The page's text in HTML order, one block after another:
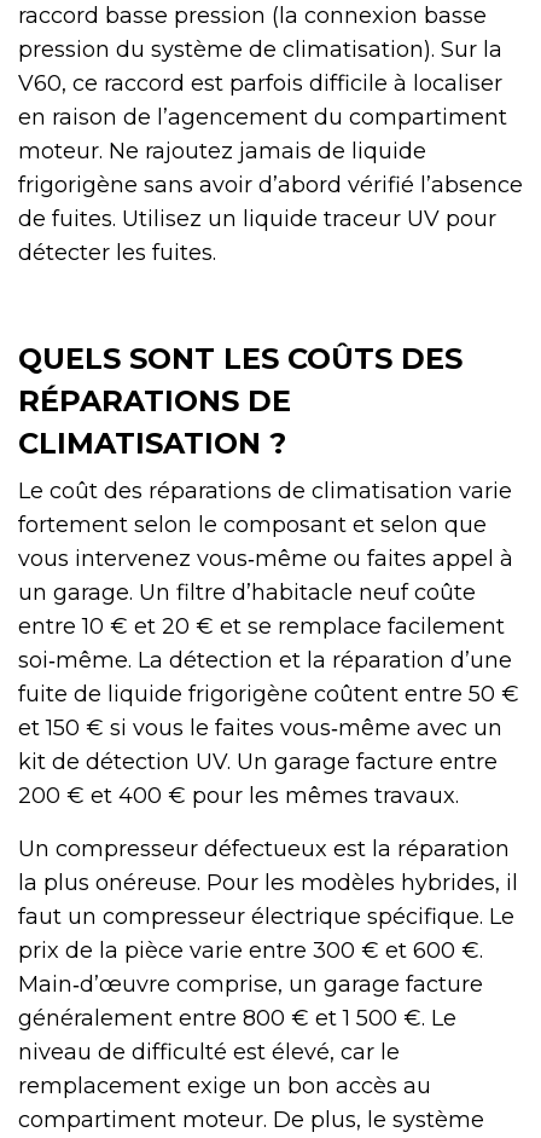
raccord basse pression (la connexion basse
pression du système de climatisation). Sur la
V60, ce raccord est parfois difficile à localiser
en raison de l’agencement du compartiment
moteur. Ne rajoutez jamais de liquide
frigorigène sans avoir d’abord vérifié l’absence
de fuites. Utilisez un liquide traceur UV pour
détecter les fuites.
QUELS SONT LES COÛTS DES
RÉPARATIONS DE
CLIMATISATION ?
Le coût des réparations de climatisation varie
fortement selon le composant et selon que
vous intervenez vous‑même ou faites appel à
un garage. Un filtre d’habitacle neuf coûte
entre 10 € et 20 € et se remplace facilement
soi‑même. La détection et la réparation d’une
fuite de liquide frigorigène coûtent entre 50 €
et 150 € si vous le faites vous‑même avec un
kit de détection UV. Un garage facture entre
200 € et 400 € pour les mêmes travaux.
Un compresseur défectueux est la réparation
la plus onéreuse. Pour les modèles hybrides, il
faut un compresseur électrique spécifique. Le
prix de la pièce varie entre 300 € et 600 €.
Main‑d’œuvre comprise, un garage facture
généralement entre 800 € et 1 500 €. Le
niveau de difficulté est élevé, car le
remplacement exige un bon accès au
compartiment moteur. De plus, le système